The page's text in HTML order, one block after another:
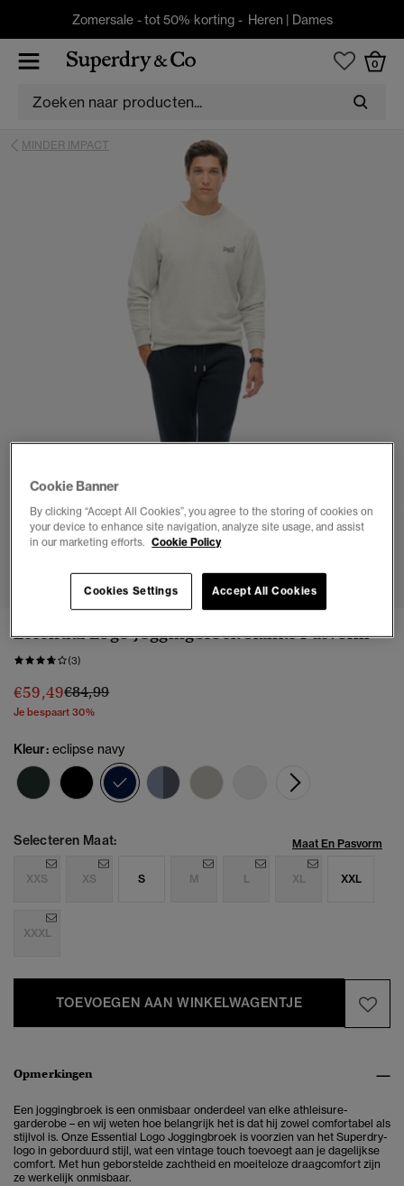
Zomersale - tot 50% korting - Heren | Dames
0
MINDER IMPACT
Essential Logo Joggingbroek Slanke Pasvorm
(3)
€59,49Prijs verlaagd van
€84,99naar
Je bespaart 30%
Kleur: eclipse navy
geselecteerd
Selecteren Maat: Maat En Pasvorm
XXS XS S M L XL XXL
XXXL
TOEVOEGEN AAN WINKELWAGENTJE
Opmerkingen
Een joggingbroek is een onmisbaar onderdeel van elke athleisure-
garderobe – en wij weten hoe belangrijk het is dat hij zowel comfortabel als
stijlvol is. Onze Essential Logo Joggingbroek is voorzien van het Superdry-
logo in geborduurd stijl, wat een vintage touch toevoegt aan je dagelijkse
comfort. Met hun geborstelde zachtheid en moeiteloze draagcomfort zijn
ze werkelijk onmisbaar.
Cookie Banner
By clicking “Accept All Cookies”, you agree to the storing of cookies on
your device to enhance site navigation, analyze site usage, and assist
in our marketing efforts. Cookie Policy
Cookies Settings Accept All Cookies